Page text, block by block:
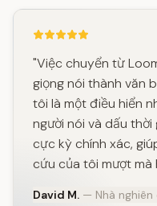
"Việc chuyển từ
giọng nói thành văn
tôi là một điều hiển
người nói và dấu
cực kỳ chính xác,
cứu của tôi mượt mà
David M. — Nhà